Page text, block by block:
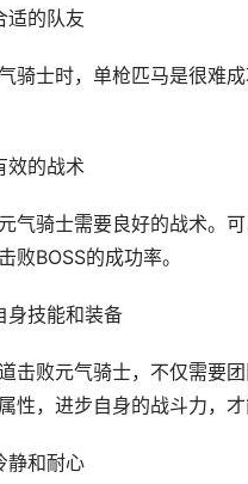
适的队友
骑士时，单枪匹马是很难
效的战术
气骑士需要良好的战术。
败BOSS的成功率。
身技能和装备
击败元气骑士，不仅需要
性，进步自身的战斗力，
静和耐心